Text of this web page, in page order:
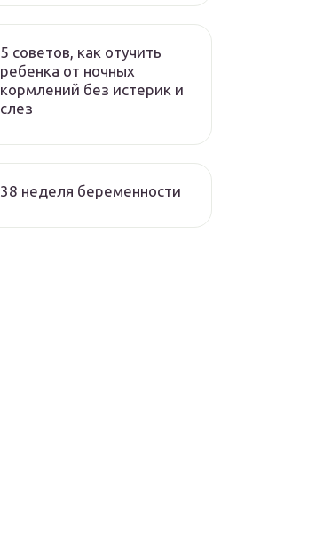
5 советов, как отучить
ребенка от ночных
кормлений без истерик и
слез
38 неделя беременности